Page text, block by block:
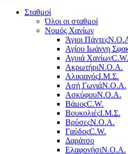
Σταθμοί
Όλοι οι σταθμοί
Νομός Χανίων
Άγιοι Πάντες
Αγίου Ιωάννη
Αγυιά ΧανίωνC.W.
ΑκρωτήριΝ.Ο.Α.
ΑλικιανόςΙ.Μ.Σ.
Ασή ΓωνιάΝ.Ο.Α.
ΑσκύφουΝ.Ο.Α.
ΒάμοςC.W.
ΒουκολιέςΙ.Μ.Σ.
ΒρύσεςΝ.Ο.Α.
ΓαύδοςC.W.
Δαράτσο
ΕλαφονήσιΝ.Ο.Α.